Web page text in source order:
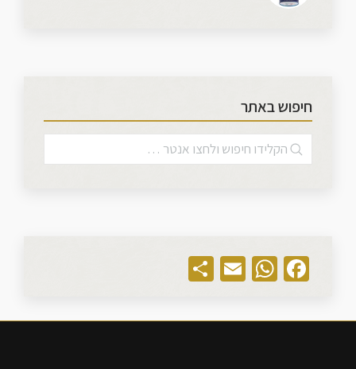
חיפוש באתר
Facebook
WhatsApp
Email